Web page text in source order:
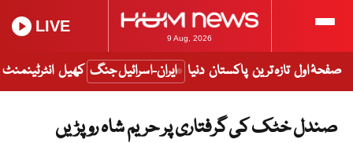
9 Aug, 2026
LIVE
صفحۂ اول تازہ ترین پاکستان دنیا ایران-اسرائیل جنگ کھیل انٹرٹینمنٹ
صندل خٹک کی گرفتاری پر حریم شاہ رو پڑیں